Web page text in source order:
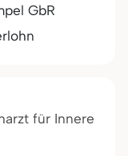
GbR
für Innere